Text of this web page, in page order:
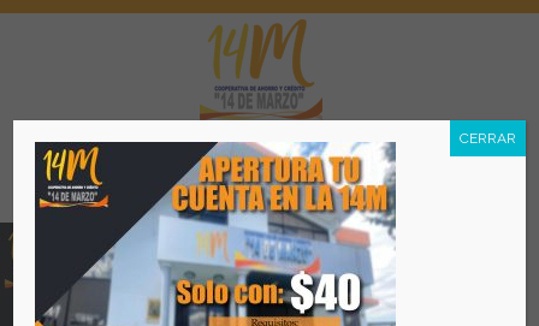
Menú
CERRAR